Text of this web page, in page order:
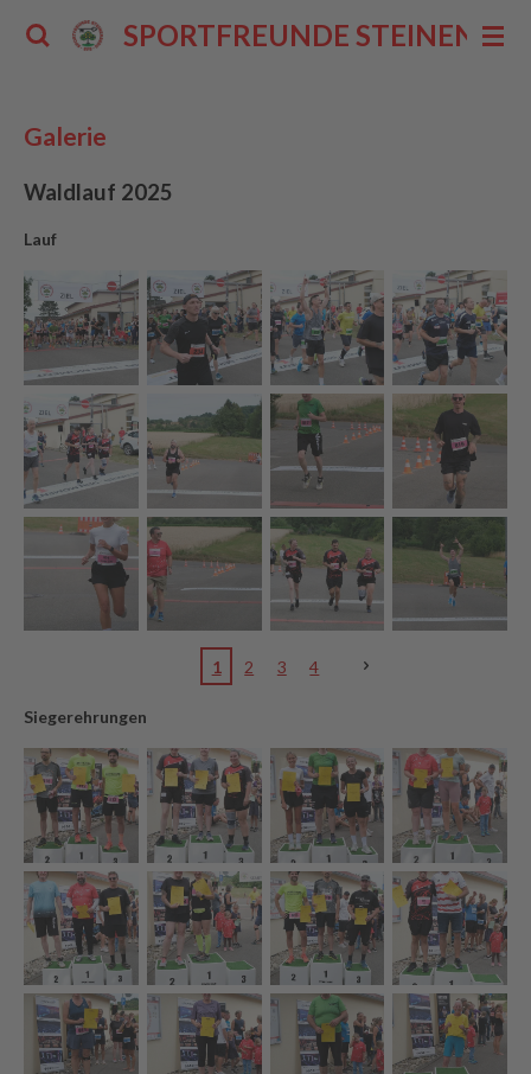
Zum
Hauptinhalt
SPORTFREUNDE
Galerie
Waldlauf 2025
Lauf
1 2 3 4
Siegerehrungen